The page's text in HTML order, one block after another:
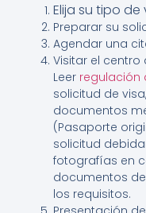
Elija su tipo de
Preparar su
Agendar una
Visitar el centro
Leer regulación
solicitud de
documentos
(Pasaporte
solicitud
fotografías en
documentos
los requisitos.